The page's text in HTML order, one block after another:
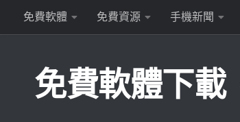
Skip to content
免費軟體 免費資源 手機新聞
免費軟體下載